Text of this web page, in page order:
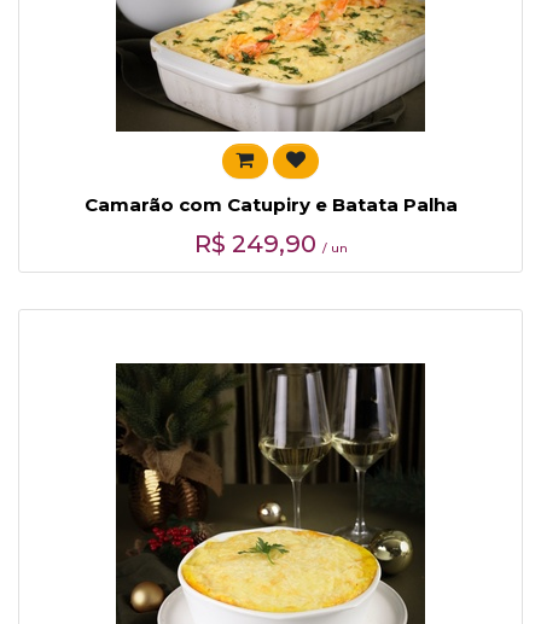
Camarão com Catupiry e Batata Palha
R$ 249,90 / un